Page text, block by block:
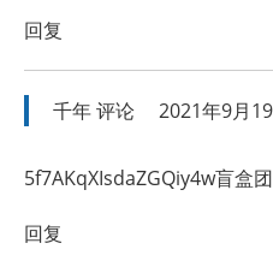
回复
千年评论 2021年9月
5f7AKqXIsdaZGQiy4w盲盒团
回复